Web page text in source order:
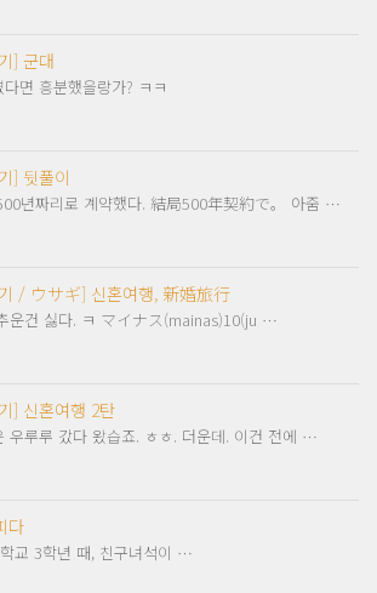
] 군대
다면 흥분했을랑가? ㅋㅋ
] 뒷풀이
년짜리로 계약했다. 結局500年契約で。 아줌 …
/ ウサギ] 신혼여행, 新婚旅行
운건 싫다. ㅋ マイナス(mainas)10(ju …
] 신혼여행 2탄
우루루 갔다 왔습죠. ㅎㅎ. 더운데. 이건 전에 …
다
교 3학년 때, 친구녀석이 …